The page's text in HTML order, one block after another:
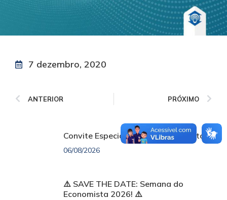
7 dezembro, 2020
ANTERIOR PRÓXIMO
Convite Especial | Dia do Economista
06/08/2026
⚠️ SAVE THE DATE: Semana do
Economista 2026! ⚠️